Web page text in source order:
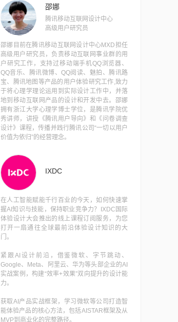
邵娜
腾讯移动互联网设计中心
高级用户研究员
邵娜目前在腾讯移动互联网设计中心MXD担任
高级用户研究员，负责移动互联网事业群的用
户研究工作，支持过移动端手机QQ浏览器、
QQ音乐、腾讯微博、QQ阅读、魅拍、腾讯路
宝、腾讯地图等产品的用户体验研究工作,致力
于将心理学理论运用到实际设计工作中，并落
地到移动互联网产品的设计和开发中去。邵娜
拥有浙江大学心理学博士学位，是腾讯学院优
秀讲师，讲授《腾讯用户导向》和《问卷调查
设计》课程，传播并践行腾讯公司“一切以用户
价值为依归”的经营理念。
IXDC
在人工智能赋能千行百业的今天，如何快速掌
握AI知识与技能，保持职业竞争力？IXDC国际
体验设计大会推出的线上课程订阅服务，为您
打开一扇通往全球最前沿体验设计知识的大
门。
紧跟AI设计前沿，借鉴微软、字节跳动、
Google、Meta、阿里云、华为等头部企业的AI
实战案例，构建“效率+效果”双向提升的设计能
力。
获取AI产品实战框架，学习微软等公司打造智
能体验产品的核心方法，包括AISTAR框架及从
MVP到商业化的完整路径。